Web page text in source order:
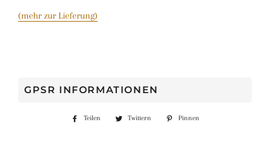
(mehr zur Lieferung)
GPSR INFORMATIONEN
Teilen
Auf
Twittern
Auf
Pinnen